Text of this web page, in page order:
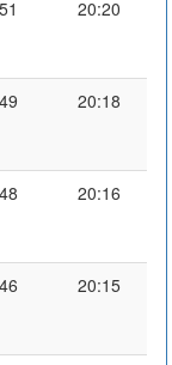
20:20
20:18
20:16
20:15